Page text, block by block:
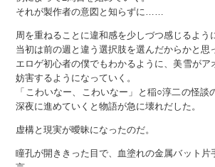
それが製作者の意図と知らずに……
周を重ねることに違和感を少しづつ感じるよう
当初は前の週と違う選択肢を選んだからかと思
エロゲ初心者の僕でもわかるように、美雪がア
妨害するようになっていく。
「こわいなー、こわいなー」と稲○淳二の怪談
深夜に進めていくと物語が急に壊れだした。
虚構と現実が曖昧になったのだ。
瞳孔が開ききった目で、血塗れの金属バット片